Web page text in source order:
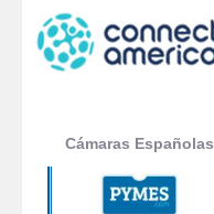
Cámaras Españolas